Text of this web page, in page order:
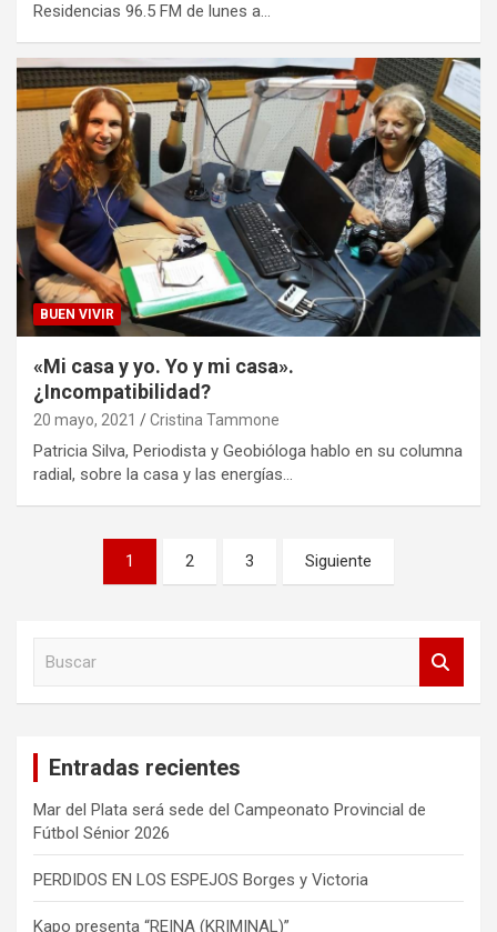
Residencias 96.5 FM de lunes a…
BUEN VIVIR
«Mi casa y yo. Yo y mi casa».
¿Incompatibilidad?
20 mayo, 2021 Cristina Tammone
Patricia Silva, Periodista y Geobióloga hablo en su columna
radial, sobre la casa y las energías…
Paginación
1 2 3 Siguiente
Entradas recientes
Mar del Plata será sede del Campeonato Provincial de
Fútbol Sénior 2026
PERDIDOS EN LOS ESPEJOS Borges y Victoria
Kapo presenta “REINA (KRIMINAL)”